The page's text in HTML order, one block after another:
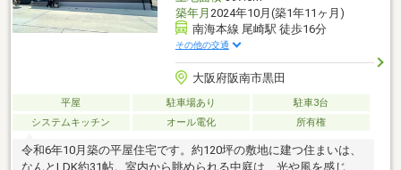
築年月 2024年10月(築1年11ヶ月)
南海本線 尾崎駅 徒歩16分
その他の交通
大阪府阪南市黒田
平屋 駐車場あり
駐車3台
システムキッチン
オール電化 所有権
令和6年10月築の平屋住宅です。約120坪の敷地に建つ住まいは、
なんとLDK約31帖。室内から眺められる中庭は、光や風を感じら